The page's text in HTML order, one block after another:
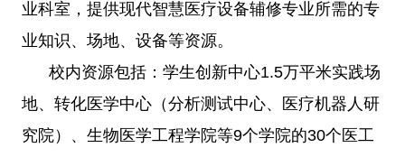
业科室，提供现代智慧医疗设备辅修专业所需的专
业知识、场地、设备等资源。
校内资源包括：学生创新中心1.5万平米实践场
地、转化医学中心（分析测试中心、医疗机器人研
究院）、生物医学工程学院等9个学院的30个医工